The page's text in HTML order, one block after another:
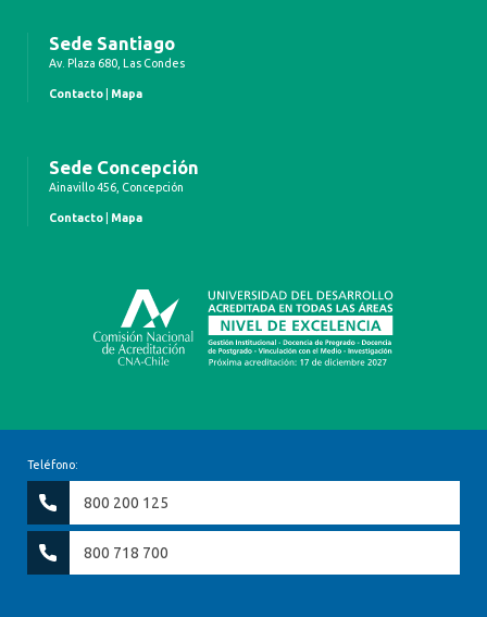
Sede Santiago
Av. Plaza 680, Las Condes
Contacto Mapa
Sede Concepción
Ainavillo 456, Concepción
Contacto Mapa
Teléfono:
800 200 125
800 718 700